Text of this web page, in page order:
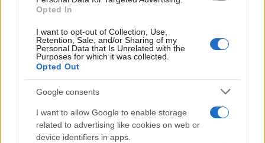
Opted In
I want to opt-out of Collection, Use,
Retention, Sale, and/or Sharing of my
Personal Data that Is Unrelated with the
Purposes for which it was collected.
Opted Out
Google consents
I want to allow Google to enable storage
related to advertising like cookies on web or
device identifiers in apps.